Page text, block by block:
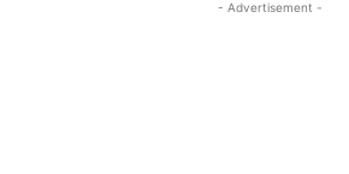
- Advertisement -